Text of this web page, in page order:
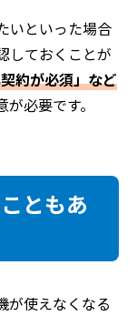
いといった場合
しておくことが
約が必須」など
必要です。
ともあ
が使えなくなる